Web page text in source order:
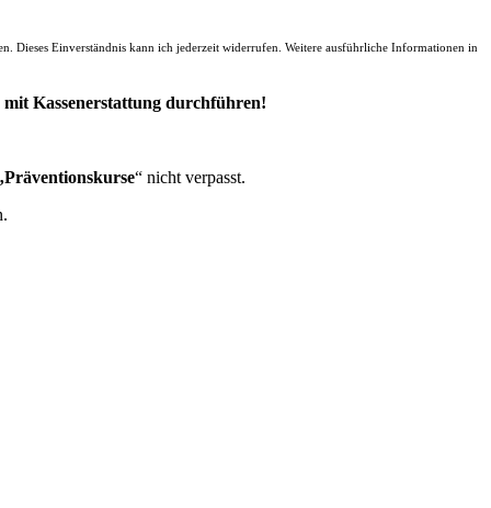
Dieses Einverständnis kann ich jederzeit widerrufen. Weitere ausführliche Informationen in
Kassenerstattung durchführen!
“ nicht verpasst.